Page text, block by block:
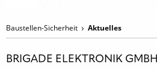
Baustellen-Sicherheit Aktuelles
BRIGADE ELEKTRONIK GMBH